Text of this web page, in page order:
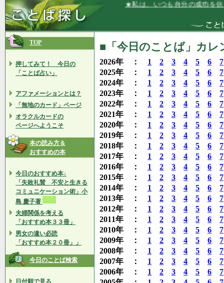
★私は、いつも自分の成功を信じて行動
TOP
押してみて！ 今日の
「ことば占い」
アファメーションとは？
「無地のカード」ページ
オラクルカードの
ページへようこそ
本の読み方＆
おすすめの本
今日のおすすめ本↓
「失敗礼賛 不安と生きる
コミュニケーション術」小
島 慶子著
夫婦関係を考える
「おすすめ本３３冊」
男女の違い必読
「おすすめ本２０冊」」
今日のことば検索
日付順で見る
■「今日のことば」カ
2026年 ： 1 2 3 4 5 6
7
2025年 ： 1 2 3 4 5 6
7
2024年 ： 1 2 3 4 5 6
7
2023年 ： 1 2 3 4 5 6
7
2022年 ： 1 2 3 4 5 6
7
2021年 ： 1 2 3 4 5 6
7
2020年 ： 1 2 3 4 5 6
7
2019年 ： 1 2 3 4 5 6
7
2018年 ： 1 2 3 4 5 6
7
2017年 ： 1 2 3 4 5 6
7
2016年 ： 1 2 3 4 5 6
7
2015年 ： 1 2 3 4 5 6
7
2014年 ： 1 2 3 4 5 6
7
2013年 ： 1 2 3 4 5 6
7
2012年 ： 1 2 3 4 5 6
7
2011年 ： 1 2 3 4 5 6
7
2010年 ： 1 2 3 4 5 6
7
2009年 ： 1 2 3 4 5 6
7
2008年 ： 1 2 3 4 5 6
7
2007年 ： 1 2 3 4 5 6
7
2006年 ： 1 2 3 4 5 6
7